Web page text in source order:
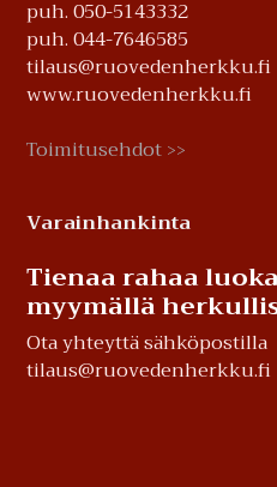
puh. 050-5143332
puh. 044-7646585
tilaus@ruovedenherkku.fi
www.ruovedenherkku.fi
Toimitusehdot >>
Varainhankinta
Tienaa rahaa
myymällä
Ota yhteyttä sähköpostilla
tilaus@ruovedenherkku.fi